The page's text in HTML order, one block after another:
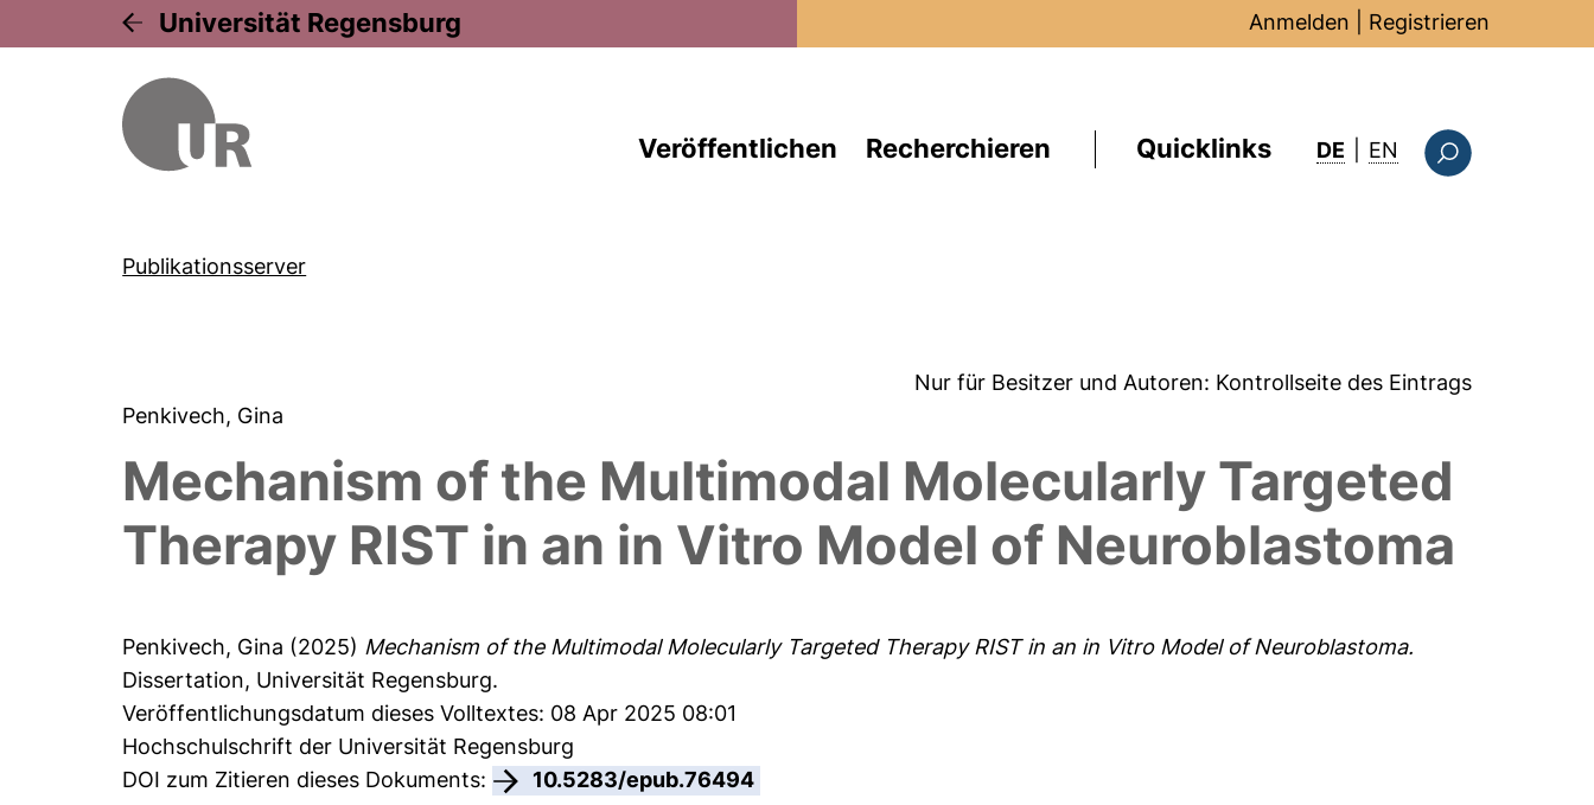
Universität Regensburg Anmelden Registrieren
Veröffentlichen Recherchieren Quicklinks DE EN : this page in
Publikationsserver
Nur für Besitzer und Autoren: Kontrollseite des Eintrags
Penkivech, Gina
Mechanism of the Multimodal Molecularly Targeted
Therapy RIST in an in Vitro Model of Neuroblastoma
Penkivech, Gina (2025) Mechanism of the Multimodal Molecularly Targeted Therapy RIST in an in Vitro Model of Neuroblastoma.
Dissertation, Universität Regensburg.
Veröffentlichungsdatum dieses Volltextes: 08 Apr 2025 08:01
Hochschulschrift der Universität Regensburg
DOI zum Zitieren dieses Dokuments:
10.5283/epub.76494